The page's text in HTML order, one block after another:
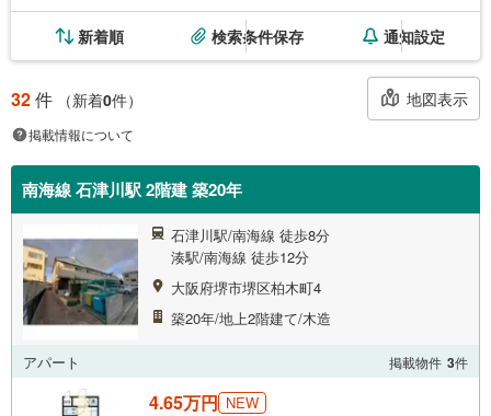
新着順 検索条件保存 通知設定
32件 （新着0件） 地図表示
掲載情報について
南海線 石津川駅 2階建 築20年
石津川駅/南海線 徒歩8分
湊駅/南海線 徒歩12分
大阪府堺市堺区柏木町4
築20年/地上2階建て/木造
アパート 掲載物件 3件
4.65万円 NEW